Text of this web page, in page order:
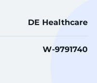
DE Healthcare
W-9791740